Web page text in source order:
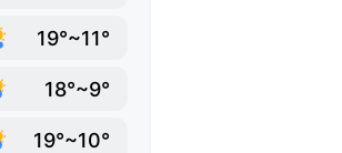
19°~11°
18°~9°
19°~10°